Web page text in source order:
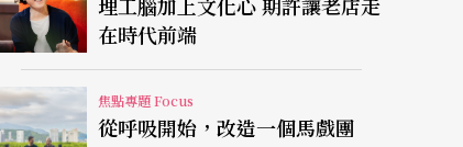
在時代前端
焦點專題 Focus
從呼吸開始，改造一個馬戲團